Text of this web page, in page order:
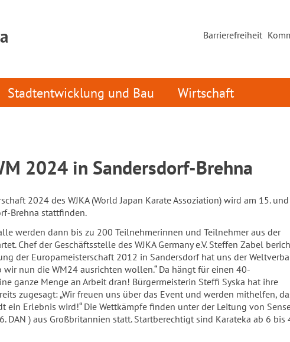
Barrierefreiheit
Stadtentwicklung und Bau Wirtschaft
2024 in Sandersdorf-Brehna
2024 des WJKA (World Japan Karate Assoziation) wird am 15.
Brehna stattfinden.
werden dann bis zu 200 Teilnehmerinnen und Teilnehmer aus der
Chef der Geschäftsstelle des WJKA Germany e.V. Steffen Zabel
der Europameisterschaft 2012 in Sandersdorf hat uns der
wir nun die WM24 ausrichten wollen.“ Da hängt für einen 40-
ganze Menge an Arbeit dran! Bürgermeisterin Steffi Syska hat ihre
zugesagt: „Wir freuen uns über das Event und werden mithelfen,
ein Erlebnis wird!“ Die Wettkämpfe finden unter der Leitung von
DAN ) aus Großbritannien statt. Startberechtigt sind Karateka ab 6 bis